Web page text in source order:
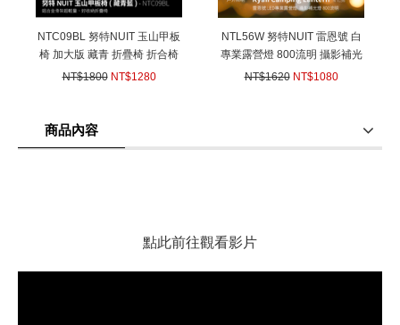
NTC09BL 努特NUIT 玉山甲板
椅 加大版 藏青 折疊椅 折合椅
鋁合金休閒椅非COLEMAN小
NT$1800 NT$1280
NTL56W 努特NUIT 雷恩號 白
專業露營燈 800流明 攝影補光
燈 USB充電LED燈 野營燈
NT$1620 NT$1080
商品內容
點此前往觀看影片